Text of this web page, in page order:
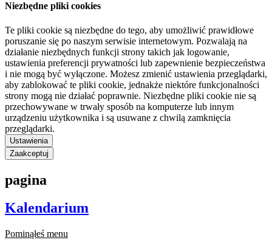
Niezbędne pliki cookies
Te pliki cookie są niezbędne do tego, aby umożliwić prawidłowe
poruszanie się po naszym serwisie internetowym. Pozwalają na
działanie niezbędnych funkcji strony takich jak logowanie,
ustawienia preferencji prywatności lub zapewnienie bezpieczeństwa
i nie mogą być wyłączone. Możesz zmienić ustawienia przeglądarki,
aby zablokować te pliki cookie, jednakże niektóre funkcjonalności
strony mogą nie działać poprawnie. Niezbędne pliki cookie nie są
przechowywane w trwały sposób na komputerze lub innym
urządzeniu użytkownika i są usuwane z chwilą zamknięcia
przeglądarki.
Ustawienia
Zaakceptuj
pagina
Kalendarium
Pominąłeś menu